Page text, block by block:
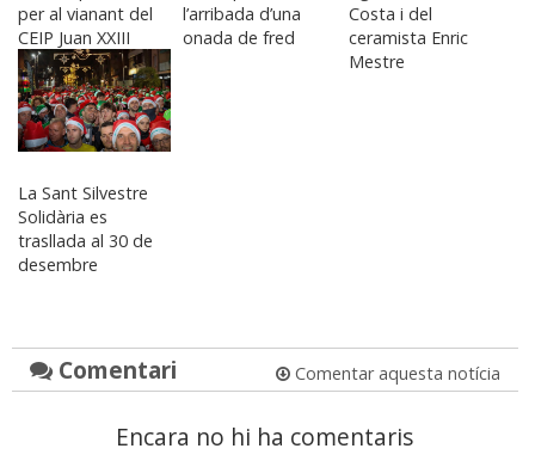
per al vianant del
CEIP Juan XXIII
l’arribada d’una
onada de fred
Costa i del
ceramista Enric
Mestre
La Sant Silvestre
Solidària es
trasllada al 30 de
desembre
Comentari Comentar aquesta notícia
Encara no hi ha comentaris